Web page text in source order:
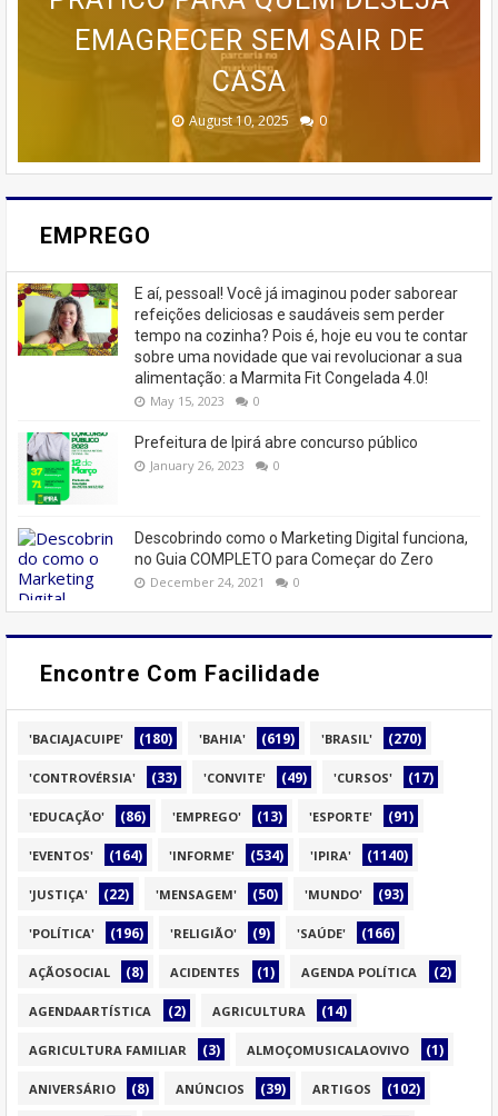
🚨 ÚLTIMAS VAGAS EM IPIRÁ!
🚨
February 23, 2026 0
EMAGRECER SEM SAIR DE
CASA
August 10, 2025 0
CURSO DA CASA DOS BOLOS
CASEIROS!
June 13, 2025 0
PROGRAMA AVANÇADO DE
TREINAMENTO DA MEMÓRIA
July 07, 2023 0
ESTRATÉGIAS AVANÇADAS DE
MARKETING 6.0.
June 07, 2023 0
EMPREGO
E aí, pessoal! Você já imaginou poder saborear
refeições deliciosas e saudáveis ​​sem perder
tempo na cozinha? Pois é, hoje eu vou te contar
sobre uma novidade que vai revolucionar a sua
alimentação: a Marmita Fit Congelada 4.0!
May 15, 2023 0
Prefeitura de Ipirá abre concurso público
January 26, 2023 0
Descobrindo como o Marketing Digital funciona,
no Guia COMPLETO para Começar do Zero
December 24, 2021 0
Encontre Com Facilidade
'BACIAJACUIPE' (180) 'BAHIA' (619) 'BRASIL' (270)
'CONTROVÉRSIA' (33) 'CONVITE' (49) 'CURSOS' (17)
'EDUCAÇÃO' (86) 'EMPREGO' (13) 'ESPORTE' (91)
'EVENTOS' (164) 'INFORME' (534) 'IPIRA' (1140)
'JUSTIÇA' (22) 'MENSAGEM' (50) 'MUNDO' (93)
'POLÍTICA' (196) 'RELIGIÃO' (9) 'SAÚDE' (166)
AÇÃOSOCIAL (8) ACIDENTES (1) AGENDA POLÍTICA (2)
AGENDAARTÍSTICA (2) AGRICULTURA (14)
AGRICULTURA FAMILIAR (3) ALMOÇOMUSICALAOVIVO (1)
ANIVERSÁRIO (8) ANÚNCIOS (39) ARTIGOS (102)